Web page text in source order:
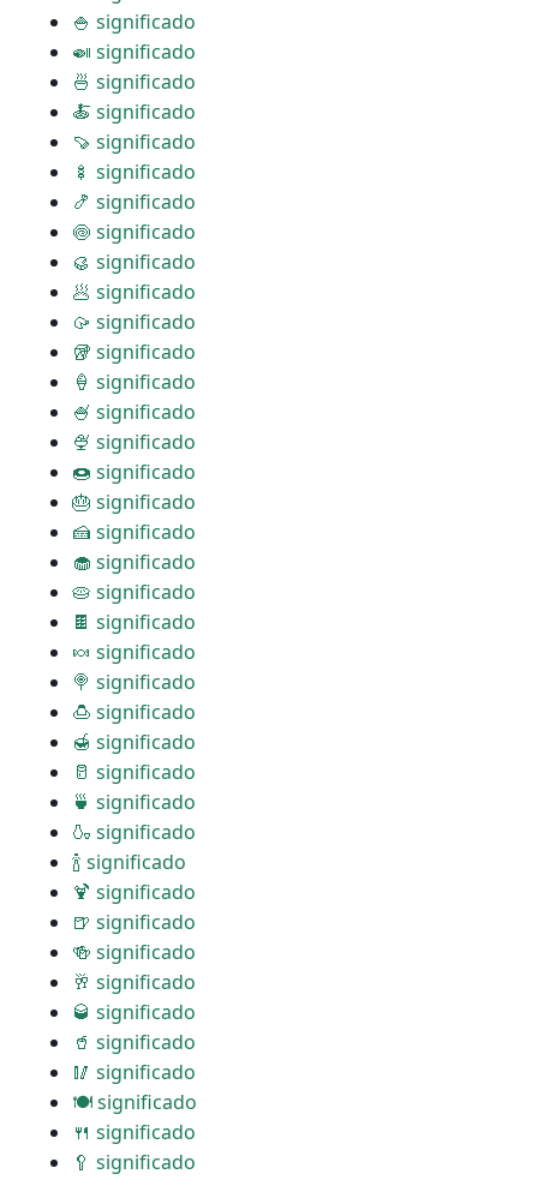
🍚 significado
🍛 significado
🍜 significado
🍝 significado
🍠 significado
🍢 significado
🍤 significado
🍥 significado
🥮 significado
🥟 significado
🥠 significado
🥡 significado
🍦 significado
🍧 significado
🍨 significado
🍩 significado
🎂 significado
🍰 significado
🧁 significado
🥧 significado
🍫 significado
🍬 significado
🍭 significado
🍮 significado
🍯 significado
🥛 significado
🍵 significado
🍶 significado
🍾 significado
🍹 significado
🍺 significado
🍻 significado
🥂 significado
🥃 significado
🥤 significado
🥢 significado
🍽 significado
🍴 significado
🥄 significado